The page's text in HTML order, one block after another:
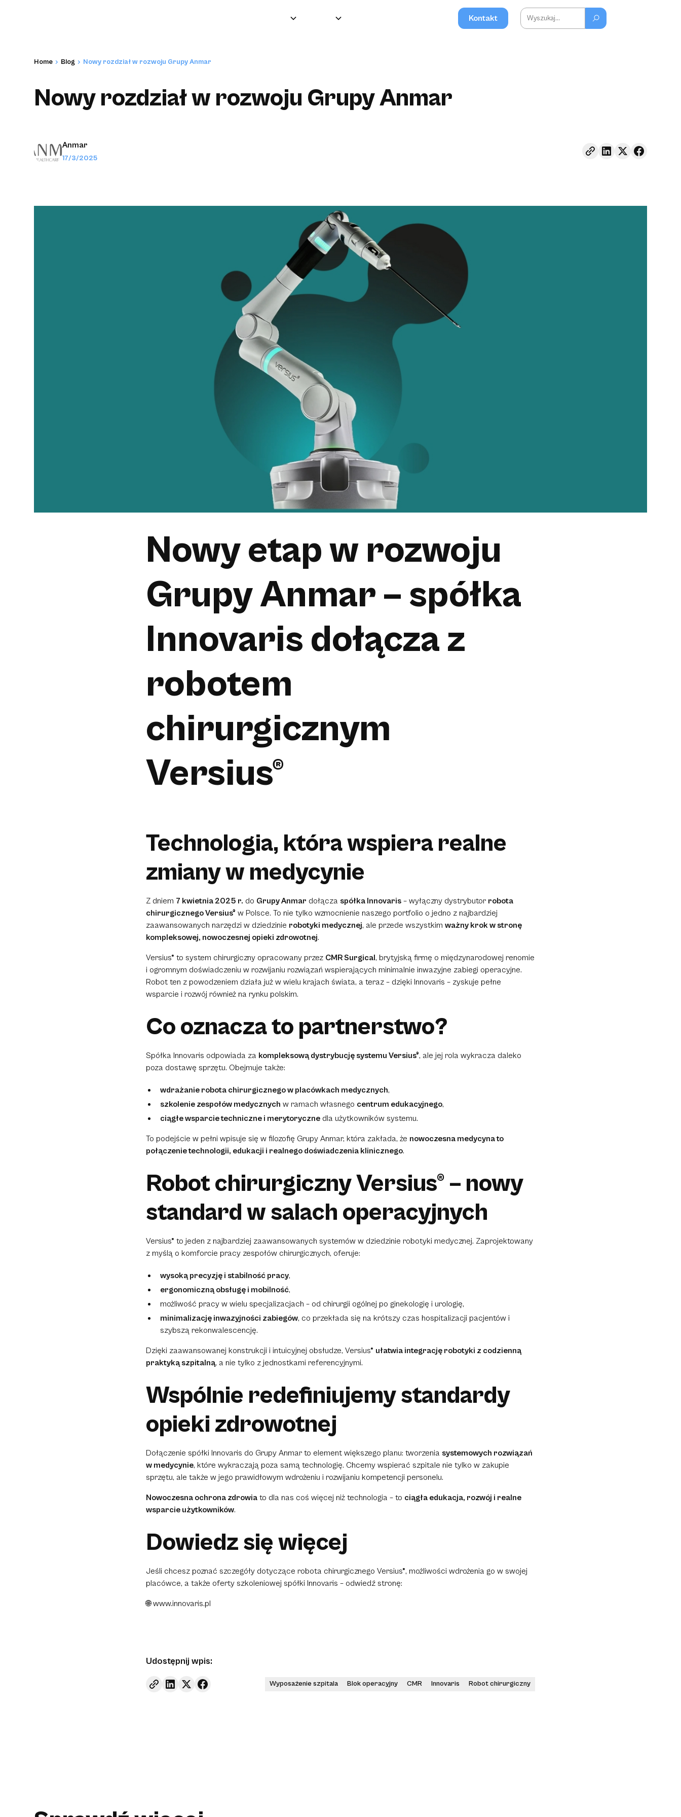
Kontakt
Home Blog Nowy rozdział w rozwoju Grupy Anmar
Nowy rozdział w rozwoju Grupy Anmar
Anmar
17/3/2025
Nowy etap w rozwoju
Grupy Anmar – spółka
Innovaris dołącza z
robotem
chirurgicznym
Versius®
Technologia, która wspiera realne
zmiany w medycynie
Z dniem 7 kwietnia 2025 r. do Grupy Anmar dołącza spółka Innovaris – wyłączny dystrybutor robota
chirurgicznego Versius® w Polsce. To nie tylko wzmocnienie naszego portfolio o jedno z najbardziej
zaawansowanych narzędzi w dziedzinie robotyki medycznej, ale przede wszystkim ważny krok w stronę
kompleksowej, nowoczesnej opieki zdrowotnej.
Versius® to system chirurgiczny opracowany przez CMR Surgical, brytyjską firmę o międzynarodowej renomie
i ogromnym doświadczeniu w rozwijaniu rozwiązań wspierających minimalnie inwazyjne zabiegi operacyjne.
Robot ten z powodzeniem działa już w wielu krajach świata, a teraz – dzięki Innovaris – zyskuje pełne
wsparcie i rozwój również na rynku polskim.
Co oznacza to partnerstwo?
Spółka Innovaris odpowiada za kompleksową dystrybucję systemu Versius®, ale jej rola wykracza daleko
poza dostawę sprzętu. Obejmuje także:
wdrażanie robota chirurgicznego w placówkach medycznych,
szkolenie zespołów medycznych w ramach własnego centrum edukacyjnego,
ciągłe wsparcie techniczne i merytoryczne dla użytkowników systemu.
To podejście w pełni wpisuje się w filozofię Grupy Anmar, która zakłada, że nowoczesna medycyna to
połączenie technologii, edukacji i realnego doświadczenia klinicznego.
Robot chirurgiczny Versius® – nowy
standard w salach operacyjnych
Versius® to jeden z najbardziej zaawansowanych systemów w dziedzinie robotyki medycznej. Zaprojektowany
z myślą o komforcie pracy zespołów chirurgicznych, oferuje:
wysoką precyzję i stabilność pracy,
ergonomiczną obsługę i mobilność,
możliwość pracy w wielu specjalizacjach – od chirurgii ogólnej po ginekologię i urologię,
minimalizację inwazyjności zabiegów, co przekłada się na krótszy czas hospitalizacji pacjentów i
szybszą rekonwalescencję.
Dzięki zaawansowanej konstrukcji i intuicyjnej obsłudze, Versius® ułatwia integrację robotyki z codzienną
praktyką szpitalną, a nie tylko z jednostkami referencyjnymi.
Wspólnie redefiniujemy standardy
opieki zdrowotnej
Dołączenie spółki Innovaris do Grupy Anmar to element większego planu: tworzenia systemowych rozwiązań
w medycynie, które wykraczają poza samą technologię. Chcemy wspierać szpitale nie tylko w zakupie
sprzętu, ale także w jego prawidłowym wdrożeniu i rozwijaniu kompetencji personelu.
Nowoczesna ochrona zdrowia to dla nas coś więcej niż technologia – to ciągła edukacja, rozwój i realne
wsparcie użytkowników.
Dowiedz się więcej
Jeśli chcesz poznać szczegóły dotyczące robota chirurgicznego Versius®, możliwości wdrożenia go w swojej
placówce, a także oferty szkoleniowej spółki Innovaris – odwiedź stronę:
🌐www.innovaris.pl
Udostępnij wpis:
Wyposażenie szpitala Blok operacyjny CMR Innovaris Robot chirurgiczny